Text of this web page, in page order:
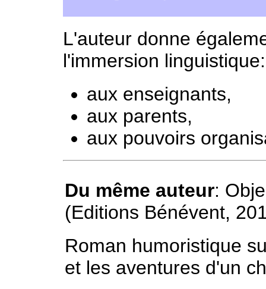
L'auteur donne
l'immersion linguistique:
aux enseignants,
aux parents,
aux pouvoirs
Du même auteur:
(Editions Bénévent,
Roman humoristique
et les aventures d'un